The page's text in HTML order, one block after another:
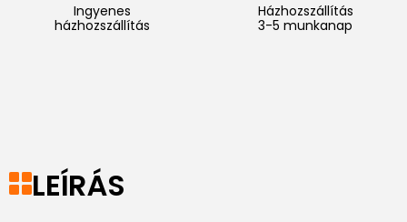
Ingyenes
házhozszállítás
Házhozszállítás
3-5 munkanap
LEÍRÁS